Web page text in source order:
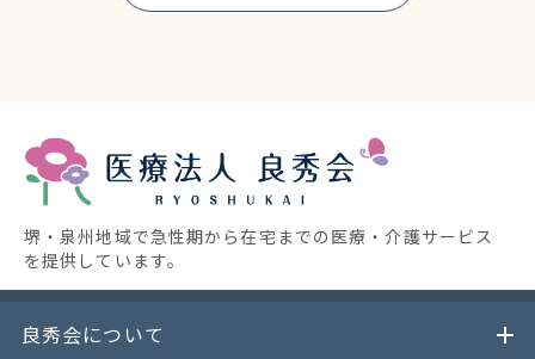
堺・泉州地域で急性期から在宅までの医療・介護サービス
を提供しています。
良秀会について